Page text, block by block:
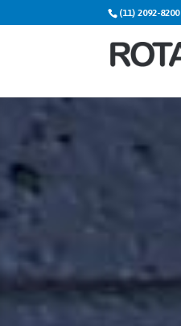
(11) 2092-8200